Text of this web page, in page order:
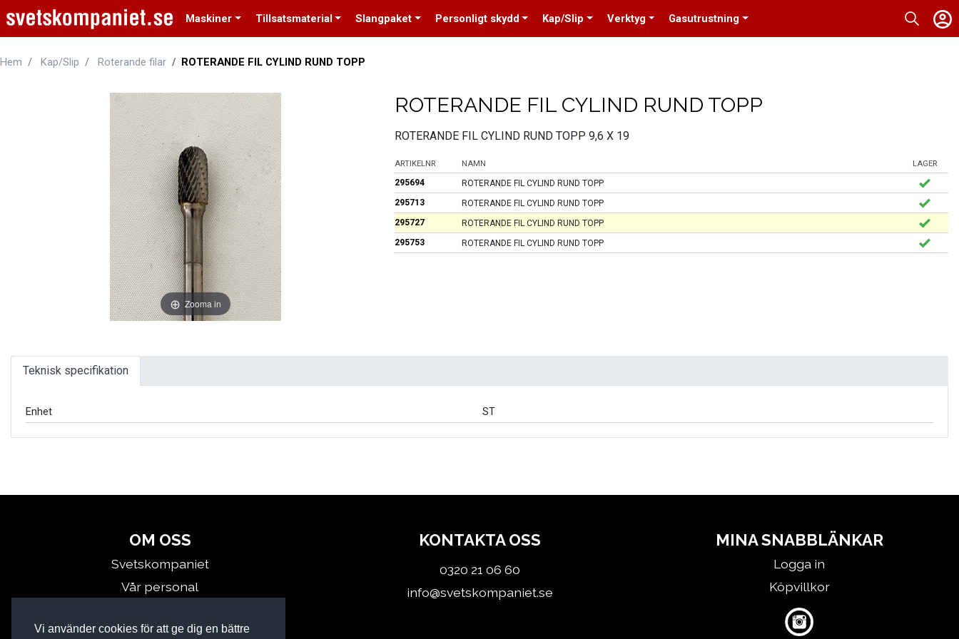
Vi använder cookies för att ge dig en bättre
Maskiner Tillsatsmaterial Slangpaket Personligt skydd Kap/Slip Verktyg Gasutrustning
Hem Kap/Slip Roterande filar ROTERANDE FIL CYLIND RUND TOPP
Zooma in
ROTERANDE FIL CYLIND RUND TOPP
ROTERANDE FIL CYLIND RUND TOPP 9,6 X 19
ARTIKELNR NAMN LAGER
295694
ROTERANDE FIL CYLIND RUND TOPP
295713
ROTERANDE FIL CYLIND RUND TOPP
295727
ROTERANDE FIL CYLIND RUND TOPP
295753
ROTERANDE FIL CYLIND RUND TOPP
Teknisk specifikation
Enhet ST
OM OSS
Svetskompaniet
Vår personal
Miljö
KONTAKTA OSS
0320 21 06 60
info@svetskompaniet.se
MINA SNABBLÄNKAR
Logga in
Köpvillkor